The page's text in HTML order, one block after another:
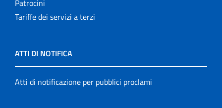
Patrocini
Tariffe dei servizi a terzi
ATTI DI NOTIFICA
Atti di notificazione per pubblici proclami